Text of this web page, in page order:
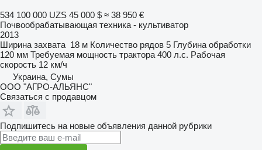
534 100 000 UZS 45 000 $ ≈ 38 950 €
Почвообрабатывающая техника - культиватор
2013
Ширина захвата 18 м Количество рядов 5 Глубина обработки
120 мм Требуемая мощность трактора 400 л.с. Рабочая
скорость 12 км/ч
Украина, Сумы
ООО "АГРО-АЛЬЯНС"
Связаться с продавцом
Подпишитесь на новые объявления данной рубрики